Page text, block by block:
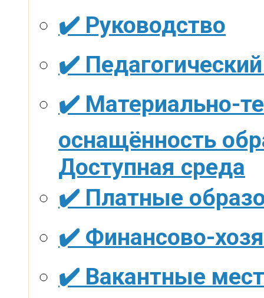
✔️ Руководство
✔️
✔️ Материально-
оснащённость
Доступная среда
✔️ Платные
✔️ Финансово-
✔️ Вакантные